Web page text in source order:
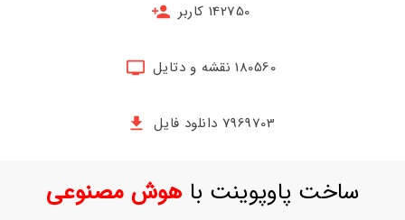
حساب
142750 کاربر
180560 نقشه و دتایل
7969703 دانلود فایل
ساخت پاوپوینت باهوش مصنوعی